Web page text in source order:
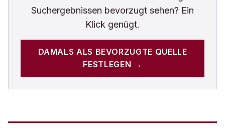
Suchergebnissen bevorzugt sehen? Ein
Klick genügt.
DAMALS ALS BEVORZUGTE QUELLE
FESTLEGEN →